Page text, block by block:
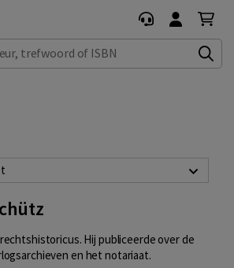
of ISBN
Hij publiceerde over de
en het notariaat.